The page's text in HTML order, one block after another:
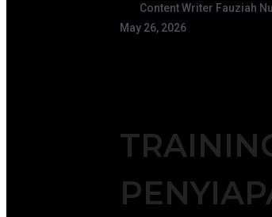
Content Writer Fauziah
May 26, 2026